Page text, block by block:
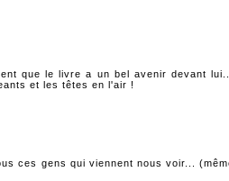
que le livre a un bel avenir devant
et les têtes en l'air !
ces gens qui viennent nous voir...